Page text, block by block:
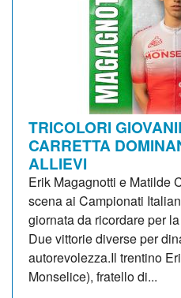
TRICOLORI
CARRETTA
ALLIEVI
Erik Magagnotti e Matilde
scena ai Campionati
giornata da ricordare per
Due vittorie diverse per
autorevolezza.Il trentino
Monselice), fratello di...